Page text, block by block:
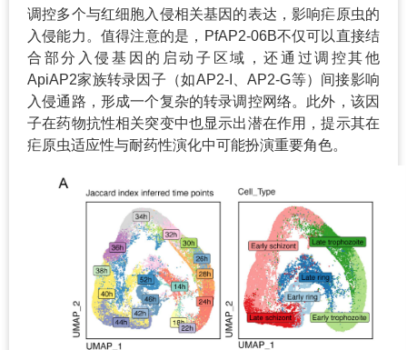
调控多个与红细胞入侵相关基因的表达，影响疟原虫的
入侵能力。值得注意的是，PfAP2-06B不仅可以直接结
合部分入侵基因的启动子区域，还通过调控其他
ApiAP2家族转录因子（如AP2-I、AP2-G等）间接影响
入侵通路，形成一个复杂的转录调控网络。此外，该因
子在药物抗性相关突变中也显示出潜在作用，提示其在
疟原虫适应性与耐药性演化中可能扮演重要角色。